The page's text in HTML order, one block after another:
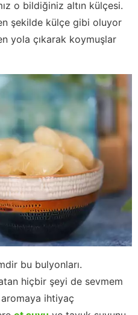
o bildiğiniz altın külçesi.
şekilde külçe gibi oluyor
yola çıkarak koymuşlar
bu bulyonları.
hiçbir şeyi de sevmem
ihtiyaç